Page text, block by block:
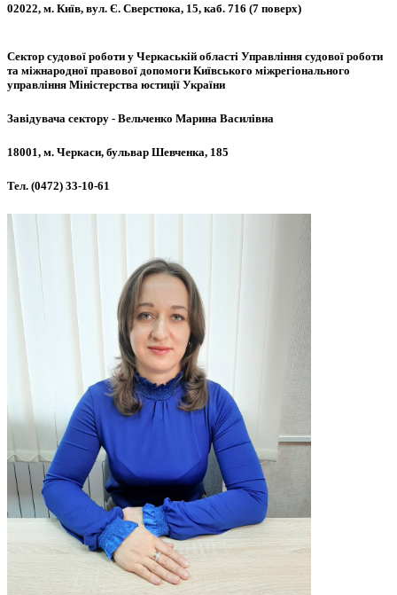
02022, м. Київ, вул. Є. Сверстюка, 15, каб. 716 (7 поверх)
Сектор судової роботи у Черкаській області Управління судової роботи
та міжнародної правової допомоги Київського міжрегіонального
управління Міністерства юстиції України
Завідувача сектору - Вельченко Марина Василівна
18001, м. Черкаси, бульвар Шевченка, 185
Тел. (0472) 33-10-61